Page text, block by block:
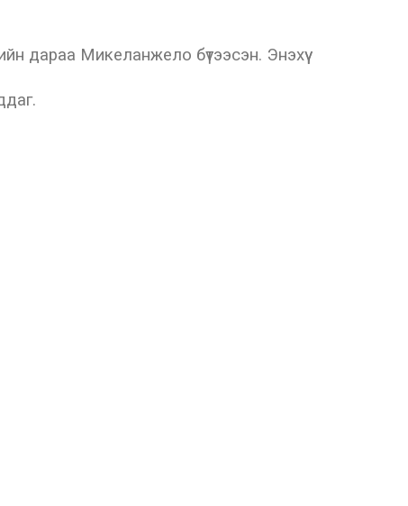
дараа Микеланжело бүтээсэн. Энэхүү